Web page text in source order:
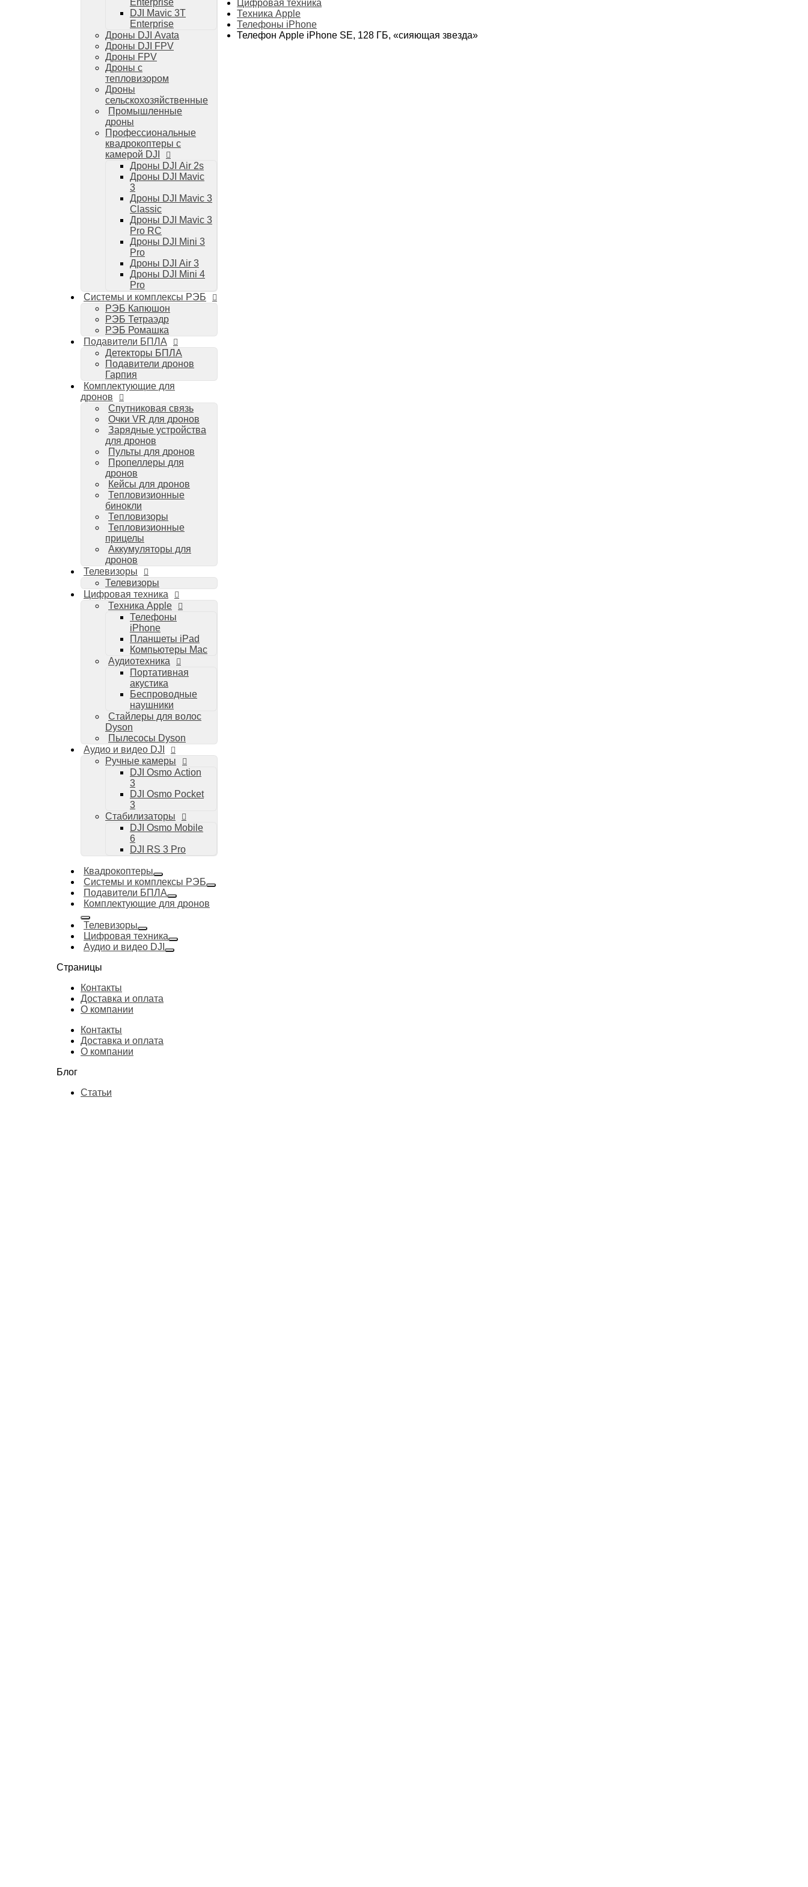
Системы и комплексы РЭБ
РЭБ Тетраэдр
РЭБ Ромашка
Подавители БПЛА
Детекторы БПЛА
Подавители дронов Гарпия
Комплектующие для дронов
Спутниковая связь
Очки VR для дронов
Зарядные устройства для дронов
Пульты для дронов
Пропеллеры для дронов
Кейсы для дронов
Тепловизионные бинокли
Тепловизионные прицелы
Аккумуляторы для дронов
Техника Apple
Телефоны iPhone
Планшеты iPad
Компьютеры Mac
Аудиотехника
Портативная акустика
Беспроводные наушники
Стайлеры для волос Dyson
Пылесосы Dyson
Аудио и видео DJI
Ручные камеры
DJI Osmo Action 3
DJI Osmo Pocket 3
Стабилизаторы
DJI Osmo Mobile 6
DJI RS 3 Pro
Enterprise
DJI Mavic 3T
Enterprise
Дроны DJI Avata
Дроны DJI FPV
Дроны FPV
Дроны с
тепловизором
Дроны
сельскохозяйственные
Промышленные
дроны
Профессиональные
квадрокоптеры с
камерой DJI
Дроны DJI Air 2s
Дроны DJI Mavic
3
Дроны DJI Mavic 3
Classic
Дроны DJI Mavic 3
Pro RC
Дроны DJI Mini 3
Pro
Дроны DJI Air 3
Дроны DJI Mini 4
Pro
Системы и комплексы РЭБ
РЭБ Капюшон
РЭБ Тетраэдр
РЭБ Ромашка
Подавители БПЛА
Детекторы БПЛА
Подавители дронов
Гарпия
Комплектующие для
дронов
Спутниковая связь
Очки VR для дронов
Зарядные устройства
для дронов
Пульты для дронов
Пропеллеры для
дронов
Кейсы для дронов
Тепловизионные
бинокли
Тепловизоры
Тепловизионные
прицелы
Аккумуляторы для
дронов
Телевизоры
Телевизоры
Цифровая техника
Техника Apple
Телефоны
iPhone
Планшеты iPad
Компьютеры Mac
Аудиотехника
Портативная
акустика
Беспроводные
наушники
Стайлеры для волос
Dyson
Пылесосы Dyson
Аудио и видео DJI
Ручные камеры
DJI Osmo Action
3
DJI Osmo Pocket
3
Стабилизаторы
DJI Osmo Mobile
6
DJI RS 3 Pro
Квадрокоптеры
Системы и комплексы РЭБ
Подавители БПЛА
Комплектующие для дронов
Телевизоры
Цифровая техника
Аудио и видео DJI
Страницы
Контакты
Доставка и оплата
О компании
Контакты
Доставка и оплата
О компании
Блог
Статьи
Цифровая техника
Техника Apple
Телефоны iPhone
Телефон Apple iPhone SE, 128 ГБ, «сияющая звезда»